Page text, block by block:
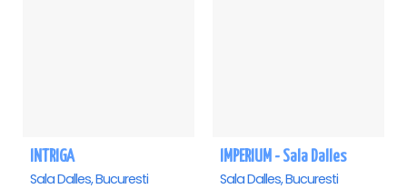
INTRIGA
Sala Dalles, Bucuresti
IMPERIUM - Sala Dalles
Sala Dalles, Bucuresti